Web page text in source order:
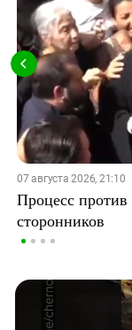
07 августа 2026, 21:10
Процесс против
сторонников